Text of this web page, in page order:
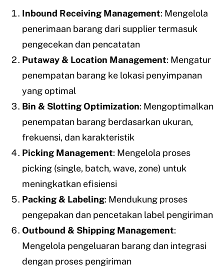
Inbound Receiving Management: Mengelola
penerimaan barang dari supplier termasuk
pengecekan dan pencatatan
Putaway & Location Management: Mengatur
penempatan barang ke lokasi penyimpanan
yang optimal
Bin & Slotting Optimization: Mengoptimalkan
penempatan barang berdasarkan ukuran,
frekuensi, dan karakteristik
Picking Management: Mengelola proses
picking (single, batch, wave, zone) untuk
meningkatkan efisiensi
Packing & Labeling: Mendukung proses
pengepakan dan pencetakan label pengiriman
Outbound & Shipping Management:
Mengelola pengeluaran barang dan integrasi
dengan proses pengiriman